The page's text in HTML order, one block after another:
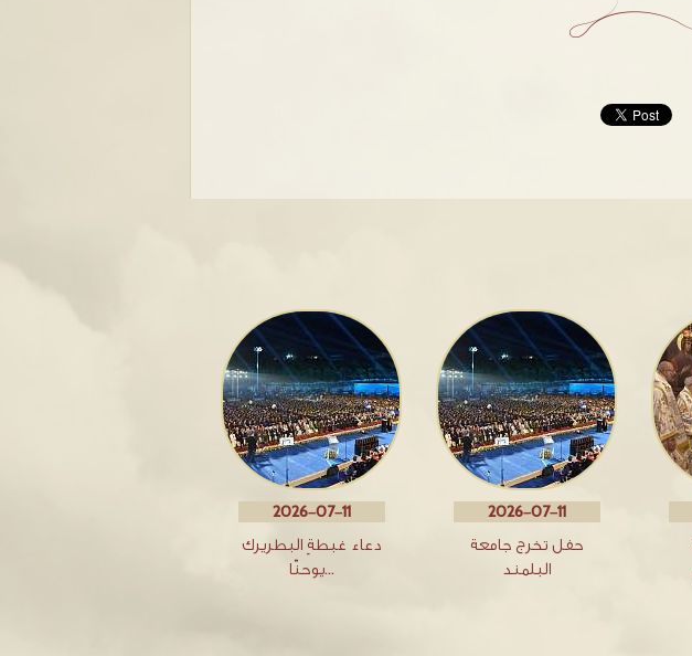
2026-07-11
دعاء غبطةِ البطريرك
يوحنّا…
2026-07-11
حفل تخرج جامعة
البلمند